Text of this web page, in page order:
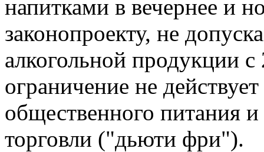
напитками в вечернее и
законопроекту, не
алкогольной продукции
ограничение не
общественного питания
торговли ("дьюти фри").